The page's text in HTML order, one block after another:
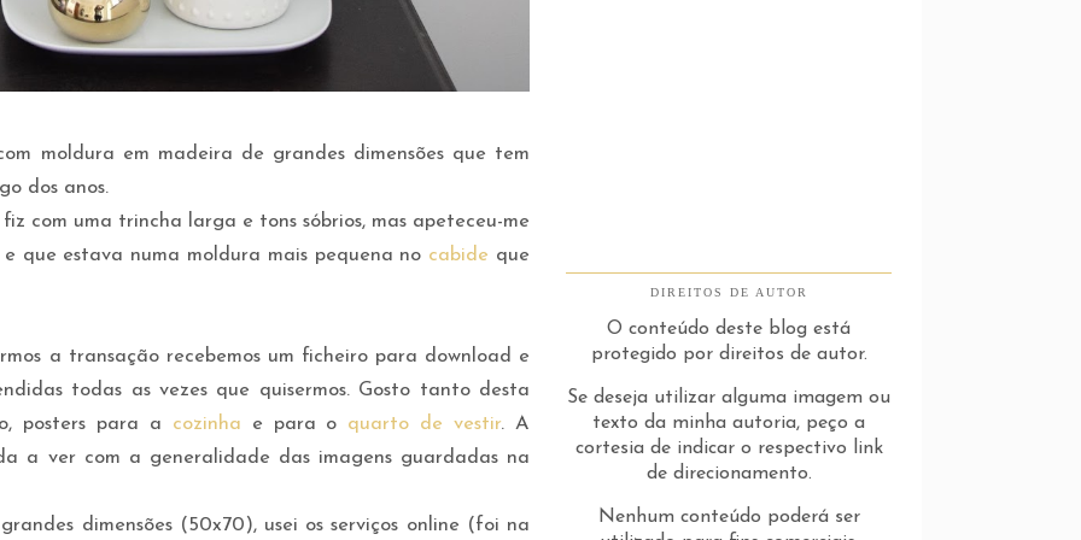
moldura em madeira de grandes dimensões que tem
dos anos.
com uma trincha larga e tons sóbrios, mas apeteceu-me
que estava numa moldura mais pequena no cabide que
a transação recebemos um ficheiro para download e
todas as vezes que quisermos. Gosto tanto desta
posters para a cozinha e para o quarto de vestir. A
a ver com a generalidade das imagens guardadas na
dimensões (50x70), usei os serviços online (foi na
DIREITOS DE AUTOR
O conteúdo deste blog está
protegido por direitos de autor.
Se deseja utilizar alguma imagem ou
texto da minha autoria, peço a
cortesia de indicar o respectivo link
de direcionamento.
Nenhum conteúdo poderá ser